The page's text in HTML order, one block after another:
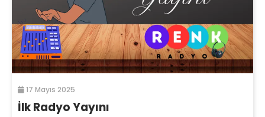
17 Mayıs 2025
İlk Radyo Yayını